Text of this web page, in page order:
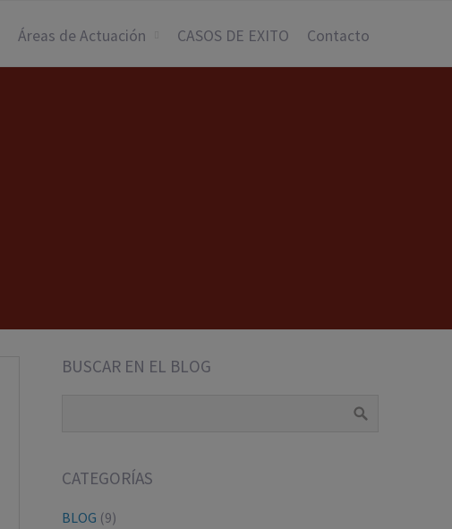
Áreas de Actuación CASOS DE EXITO Contacto
BUSCAR EN EL BLOG
CATEGORÍAS
BLOG (9)